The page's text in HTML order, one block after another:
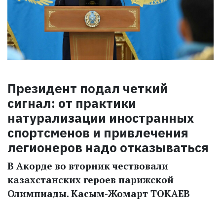
Президент подал четкий
сигнал: от практики
натурализации иностранных
спортсменов и привлечения
легионеров надо отказываться
В Акорде во вторник чествовали
казахстанских героев парижской
Олимпиады. Касым-Жомарт ТОКАЕВ